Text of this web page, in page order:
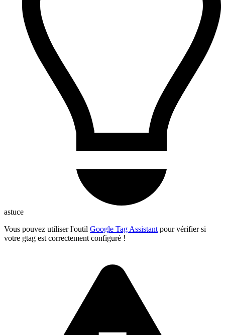
astuce
Vous pouvez utiliser l'outil Google Tag Assistant pour vérifier si
votre gtag est correctement configuré !